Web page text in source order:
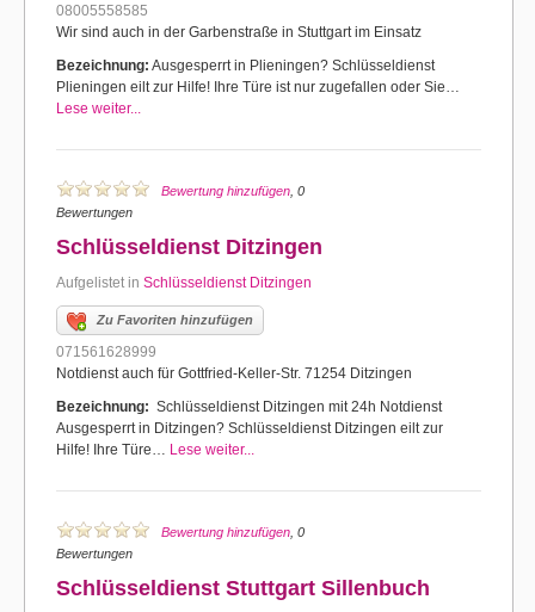
08005558585
Wir sind auch in der Garbenstraße in Stuttgart im Einsatz
Bezeichnung: Ausgesperrt in Plieningen? Schlüsseldienst
Plieningen eilt zur Hilfe! Ihre Türe ist nur zugefallen oder Sie…
Lese weiter...
Bewertung hinzufügen , 0
Bewertungen
Schlüsseldienst Ditzingen
Aufgelistet in Schlüsseldienst Ditzingen
Zu Favoriten hinzufügen
071561628999
Notdienst auch für Gottfried-Keller-Str. 71254 Ditzingen
Bezeichnung: Schlüsseldienst Ditzingen mit 24h Notdienst
Ausgesperrt in Ditzingen? Schlüsseldienst Ditzingen eilt zur
Hilfe! Ihre Türe… Lese weiter...
Bewertung hinzufügen , 0
Bewertungen
Schlüsseldienst Stuttgart Sillenbuch